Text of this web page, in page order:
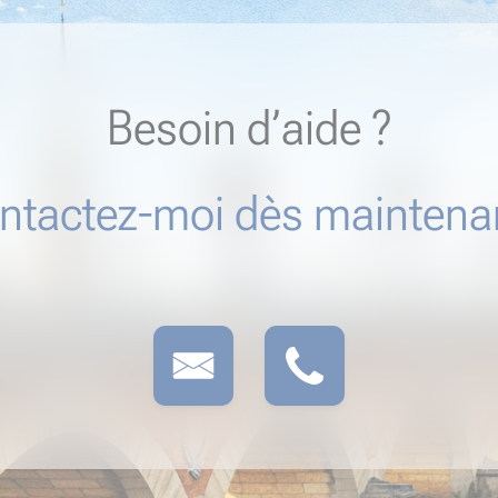
Besoin d’aide ?
moi dès